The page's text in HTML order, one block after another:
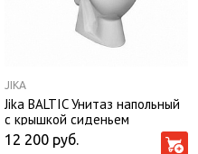
JIKA
Jika BALTIC Унитаз напольный
с крышкой сиденьем
12 200 руб.